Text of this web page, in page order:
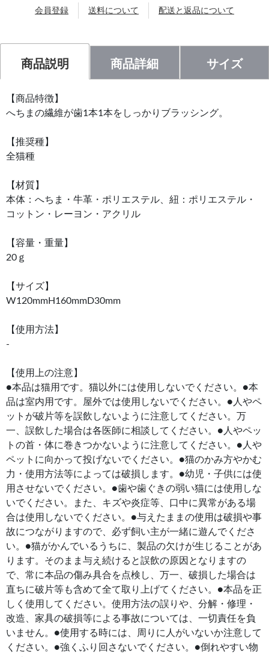
会員登録 送料について 配送と返品について
商品説明 商品詳細 サイズ
【商品特徴】
へちまの繊維が歯1本1本をしっかりブラッシング。
【推奨種】
全猫種
【材質】
本体：へちま・牛革・ポリエステル、紐：ポリエステル・
コットン・レーヨン・アクリル
【容量・重量】
20ｇ
【サイズ】
W120mmH160mmD30mm
【使用方法】
-
【使用上の注意】
●本品は猫用です。猫以外には使用しないでください。●本
品は室内用です。屋外では使用しないでください。●人やペ
ットが破片等を誤飲しないように注意してください。万
一、誤飲した場合は各医師に相談してください。●人やペッ
トの首・体に巻きつかないように注意してください。●人や
ペットに向かって投げないでください。●猫のかみ方やかむ
力・使用方法等によっては破損します。●幼児・子供には使
用させないでください。●歯や歯ぐきの弱い猫には使用しな
いでください。また、キズや炎症等、口中に異常がある場
合は使用しないでください。●与えたままの使用は破損や事
故につながりますので、必ず飼い主が一緒に遊んでくださ
い。●猫がかんでいるうちに、製品の欠けが生じることがあ
ります。そのまま与え続けると誤飲の原因となりますの
で、常に本品の傷み具合を点検し、万一、破損した場合は
直ちに破片等も含めて全て取り上げてください。●本品を正
しく使用してください。使用方法の誤りや、分解・修理・
改造、家具の破損等による事故については、一切責任を負
いません。●使用する時には、周りに人がいないか注意して
ください。●強くふり回さないでください。●倒れやすい物